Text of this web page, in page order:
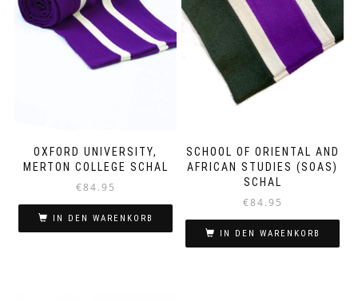
OXFORD UNIVERSITY,
MERTON COLLEGE SCHAL
€84.95
IN DEN WARENKORB
SCHOOL OF ORIENTAL AND
AFRICAN STUDIES (SOAS)
SCHAL
€84.95
IN DEN WARENKORB